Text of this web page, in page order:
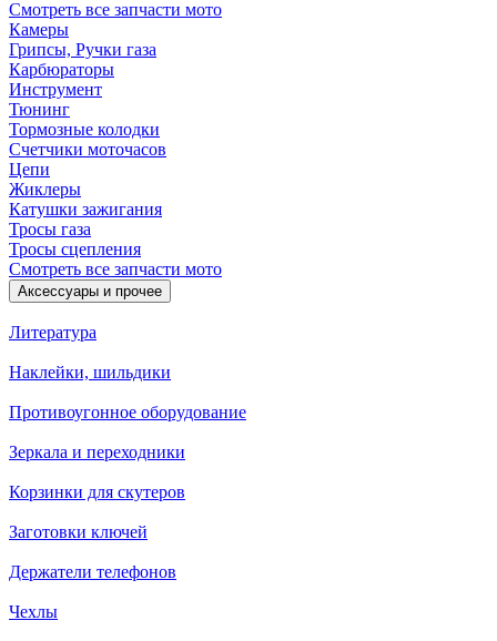
Смотреть все запчасти мото
Камеры
Грипсы, Ручки газа
Карбюраторы
Инструмент
Тюнинг
Тормозные колодки
Счетчики моточасов
Цепи
Жиклеры
Катушки зажигания
Тросы газа
Тросы сцепления
Смотреть все запчасти мото
Аксессуары и прочее
Литература
Наклейки, шильдики
Противоугонное оборудование
Зеркала и переходники
Корзинки для скутеров
Заготовки ключей
Держатели телефонов
Чехлы